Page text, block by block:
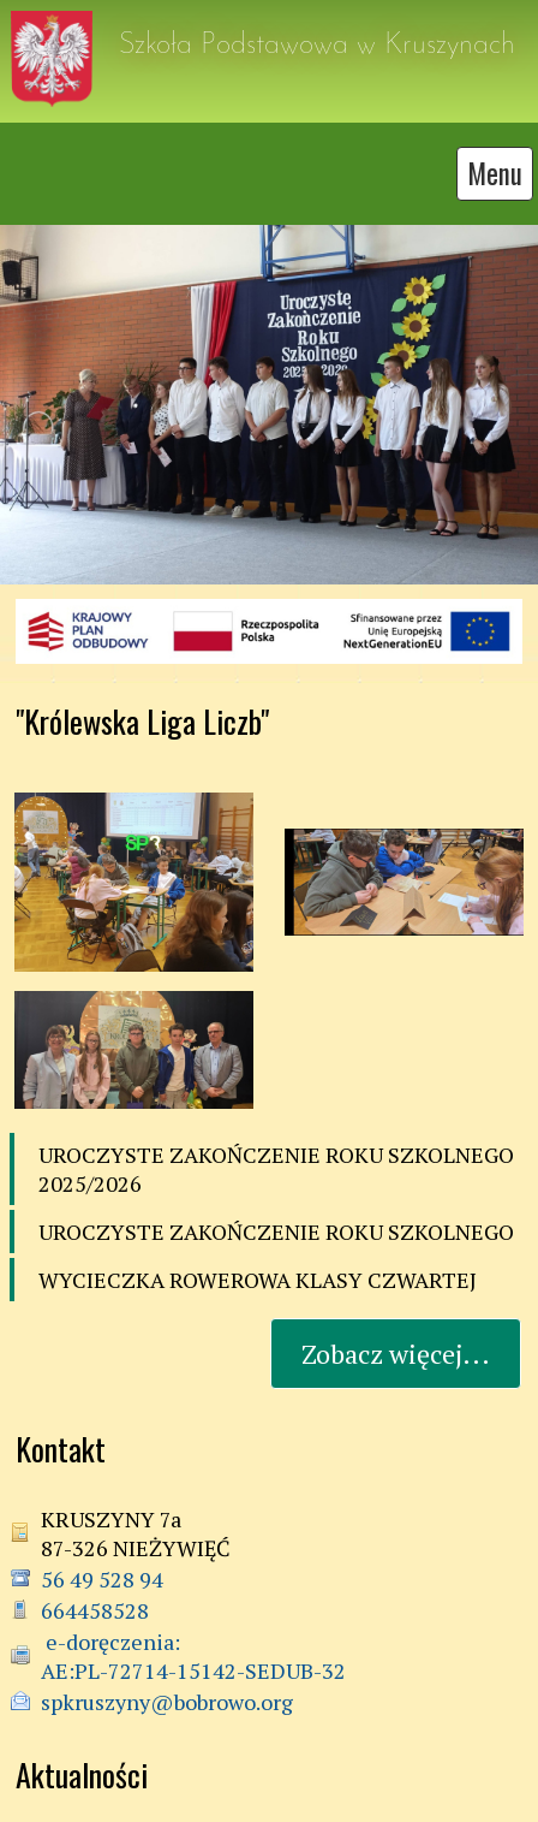
Szkoła Podstawowa w Kruszynach
Menu
"Królewska Liga Liczb"
UROCZYSTE ZAKOŃCZENIE ROKU SZKOLNEGO
2025/2026
UROCZYSTE ZAKOŃCZENIE ROKU SZKOLNEGO
WYCIECZKA ROWEROWA KLASY CZWARTEJ
Zobacz więcej...
Kontakt
KRUSZYNY 7a
87-326 NIEŻYWIĘĆ
56 49 528 94
664458528
AE:PL-72714-15142-SEDUB-32
spkruszyny@bobrowo.org
Aktualności